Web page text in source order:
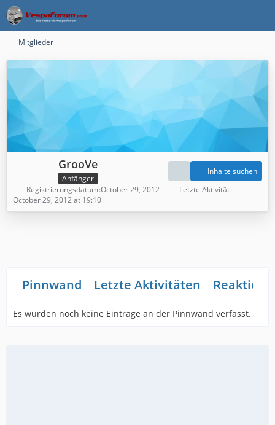
Mitglieder
GrooVe
Anfänger
Inhalte suchen
Registrierungsdatum October 29, 2012
Letzte Aktivität
October 29, 2012 at 19:10
Pinnwand Letzte Aktivitäten
Es wurden noch keine Einträge an der Pinnwand verfasst.